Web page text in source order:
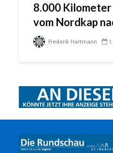
8.000 Kilometer
vom Nordkap
Frederik Hartmann